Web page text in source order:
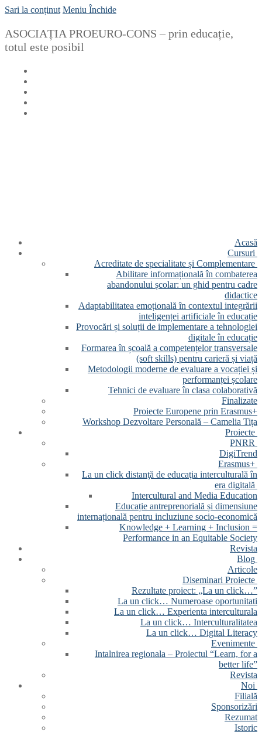
Sari la conținut Meniu Închide
ASOCIAȚIA PROEURO-CONS – prin educație,
totul este posibil
Acasă
Cursuri
Acreditate de specialitate și Complementare
Abilitare informațională în combaterea
abandonului școlar: un ghid pentru cadre
didactice
Adaptabilitatea emoțională în contextul integrării
inteligenței artificiale în educație
Provocări și soluții de implementare a tehnologiei
digitale în educație
Formarea în școală a competențelor transversale
(soft skills) pentru carieră și viață
Metodologii moderne de evaluare a vocației și
performanței școlare
Tehnici de evaluare în clasa colaborativă
Finalizate
Proiecte Europene prin Erasmus+
Workshop Dezvoltare Personală – Camelia Tița
Proiecte
PNRR
DigiTrend
Erasmus+
La un click distanţă de educaţia interculturală în
era digitală
Intercultural and Media Education
Educație antreprenorială și dimensiune
internațională pentru incluziune socio-economică
Knowledge + Learning + Inclusion =
Performance in an Equitable Society
Revista
Blog
Articole
Diseminari Proiecte
Rezultate proiect: „La un click…”
La un click… Numeroase oportunitati
La un click… Experienta interculturala
La un click… Interculturalitatea
La un click… Digital Literacy
Evenimente
Intalnirea regionala – Proiectul “Learn, for a
better life”
Revista
Noi
Filială
Sponsorizări
Rezumat
Istoric